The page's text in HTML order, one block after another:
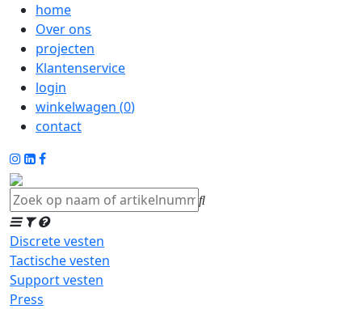
home
Over ons
projecten
Klantenservice
login
winkelwagen (0)
contact
Discrete vesten
Tactische vesten
Support vesten
Press